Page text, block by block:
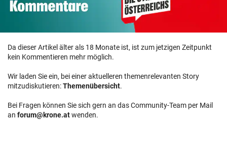
Da dieser Artikel älter als 18 Monate ist, ist zum jetzigen Zeitpunkt
kein Kommentieren mehr möglich.
Wir laden Sie ein, bei einer aktuelleren themenrelevanten Story
mitzudiskutieren:Themenübersicht.
Bei Fragen können Sie sich gern an das Community-Team per Mail
an forum@krone.atwenden.